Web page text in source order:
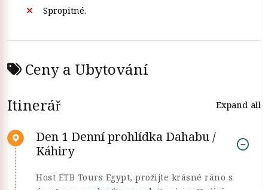
Spropitné.
Ceny a Ubytování
Itinerář
Expand all
Den 1 Denní prohlídka Dahabu /
Káhiry
Host ETB Tours Egypt, prožijte krásné ráno s